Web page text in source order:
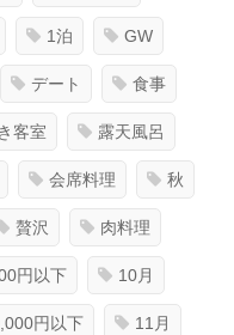
1泊 GW
デート 食事
客室 露天風呂
会席料理 秋
贅沢 肉料理
円以下 10月
円以下 11月